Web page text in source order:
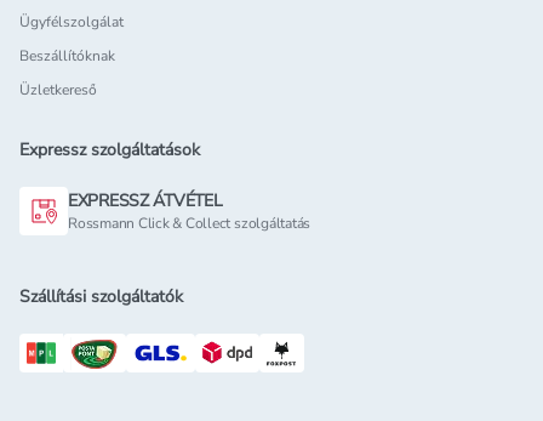
Ügyfélszolgálat
Beszállítóknak
Üzletkereső
Expressz szolgáltatások
EXPRESSZ ÁTVÉTEL
Rossmann Click & Collect szolgáltatás
Szállítási szolgáltatók